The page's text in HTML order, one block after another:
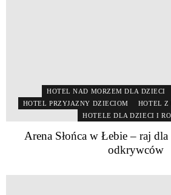
HOTEL NAD MORZEM DLA DZIECI
HOTEL PRZYJAZNY DZIECIOM
HOTEL Z
HOTELE DLA DZIECI I
Arena Słońca w Łebie – raj
odkrywców